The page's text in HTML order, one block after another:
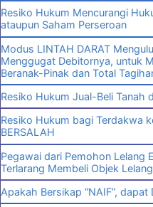
Resiko Hukum Mencurangi
ataupun Saham Perseroan
Modus LINTAH DARAT
Menggugat Debitornya, untuk
Beranak-Pinak dan Total
Resiko Hukum Jual-Beli Tanah
Resiko Hukum bagi Terdakwa
BERSALAH
Pegawai dari Pemohon Lelang
Terlarang Membeli Objek
Apakah Bersikap “NAIF”, dapat